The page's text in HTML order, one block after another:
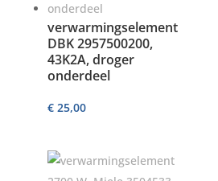
verwarmingselement
DBK 2957500200,
43K2A, droger
onderdeel
€25,00